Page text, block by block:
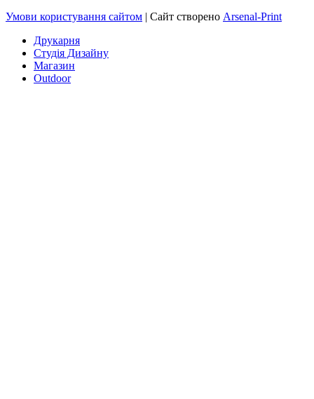
Умови користування сайтом | Сайт створено Arsenal-Print
Друкарня
Студія Дизайну
Магазин
Outdoor